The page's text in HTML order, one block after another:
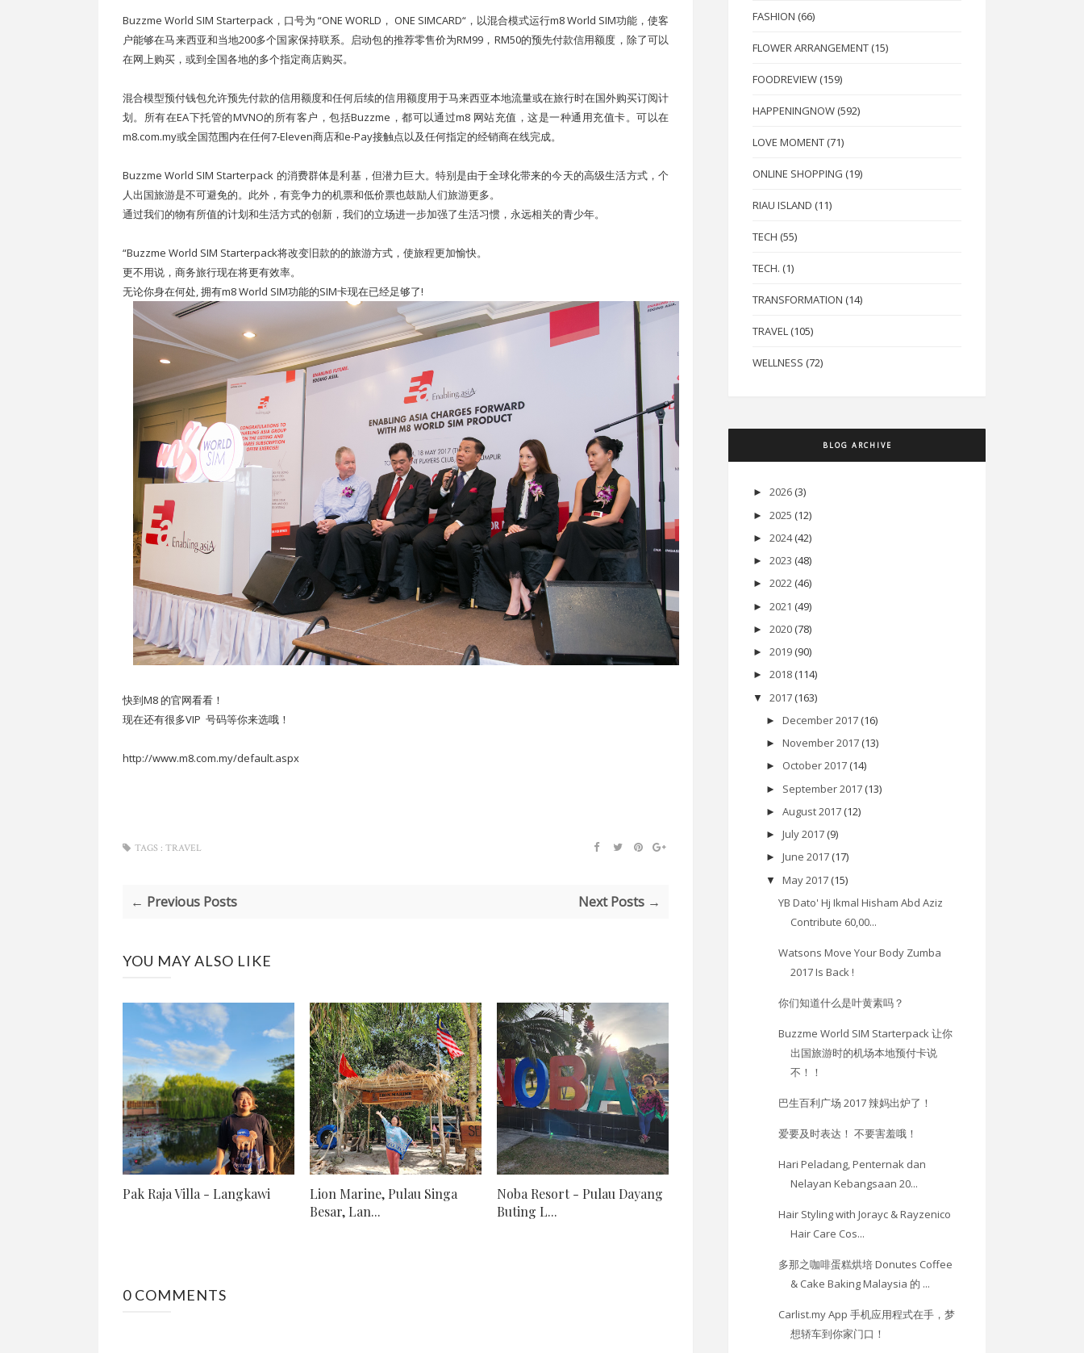
Buzzme World SIM Starterpack，口号为 “ONE WORLD， ONE SIMCARD“，以混合模式运行m8 World SIM功能，使客
户能够在马来西亚和当地200多个国家保持联系。启动包的推荐零售价为RM99，RM50的预先付款信用额度，除了可以
在网上购买，或到全国各地的多个指定商店购买。
混合模型预付钱包允许预先付款的信用额度和任何后续的信用额度用于马来西亚本地流量或在旅行时在国外购买订阅计
划。所有在EA下托管的MVNO的所有客户，包括Buzzme，都可以通过m8 网站充值，这是一种通用充值卡。可以在
m8.com.my或全国范围内在任何7-Eleven商店和e-Pay接触点以及任何指定的经销商在线完成。
Buzzme World SIM Starterpack 的消费群体是利基，但潜力巨大。特别是由于全球化带来的今天的高级生活方式，个
人出国旅游是不可避免的。此外，有竞争力的机票和低价票也鼓励人们旅游更多。
通过我们的物有所值的计划和生活方式的创新，我们的立场进一步加强了生活习惯，永远相关的青少年。
“Buzzme World SIM Starterpack将改变旧款的的旅游方式，使旅程更加愉快。
更不用说，商务旅行现在将更有效率。
无论你身在何处, 拥有m8 World SIM功能的SIM卡现在已经足够了!
快到M8 的官网看看！
现在还有很多VIP 号码等你来选哦！
http://www.m8.com.my/default.aspx
TAGS : TRAVEL
← Previous Posts Next Posts →
YOU MAY ALSO LIKE
Pak Raja Villa - Langkawi
Lion Marine, Pulau Singa
Besar, Lan...
Noba Resort - Pulau Dayang
Buting L...
0 COMMENTS
FASHION (66)
FLOWER ARRANGEMENT (15)
FOODREVIEW (159)
HAPPENINGNOW (592)
LOVE MOMENT (71)
ONLINE SHOPPING (19)
RIAU ISLAND (11)
TECH (55)
TECH. (1)
TRANSFORMATION (14)
TRAVEL (105)
WELLNESS (72)
BLOG ARCHIVE
► 2026 (3)
► 2025 (12)
► 2024 (42)
► 2023 (48)
► 2022 (46)
► 2021 (49)
► 2020 (78)
► 2019 (90)
► 2018 (114)
▼ 2017 (163)
► December 2017 (16)
► November 2017 (13)
► October 2017 (14)
► September 2017 (13)
► August 2017 (12)
► July 2017 (9)
► June 2017 (17)
▼ May 2017 (15)
YB Dato' Hj Ikmal Hisham Abd Aziz
Contribute 60,00...
Watsons Move Your Body Zumba
2017 Is Back !
你们知道什么是叶黄素吗？
Buzzme World SIM Starterpack 让你
出国旅游时的机场本地预付卡说
不！！
巴生百利广场 2017 辣妈出炉了！
爱要及时表达！ 不要害羞哦！
Hari Peladang, Penternak dan
Nelayan Kebangsaan 20...
Hair Styling with Jorayc & Rayzenico
Hair Care Cos...
多那之咖啡蛋糕烘培 Donutes Coffee
& Cake Baking Malaysia 的 ...
Carlist.my App 手机应用程式在手，梦
想轿车到你家门口！